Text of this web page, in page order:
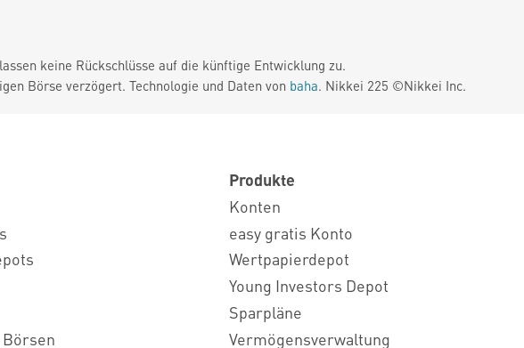
keine Rückschlüsse auf die künftige Entwicklung zu.
Börse verzögert. Technologie und Daten von baha. Nikkei 225 ©Nikkei Inc.
Produkte
Konten
easy gratis Konto
Wertpapierdepot
Young Investors Depot
Sparpläne
Vermögensverwaltung